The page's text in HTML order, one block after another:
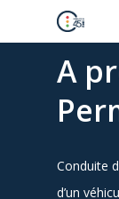
Hit
A
Conduite
d’un